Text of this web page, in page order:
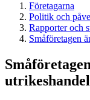
Företagarna
Politik och
Rapporter och
Småföretagen